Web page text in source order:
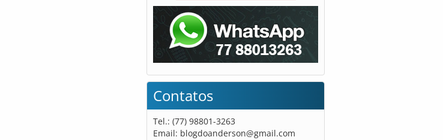
Contatos
Tel.: (77) 98801-3263
Email: blogdoanderson@gmail.com